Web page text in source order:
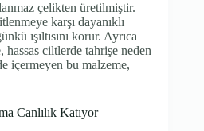
çelikten üretilmiştir.
karşı dayanıklı
ışıltısını korur. Ayrıca
hassas ciltlerde tahrişe neden
içermeyen bu malzeme,
Canlılık Katıyor